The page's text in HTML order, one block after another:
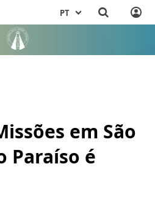
PT
em São
Paraíso é